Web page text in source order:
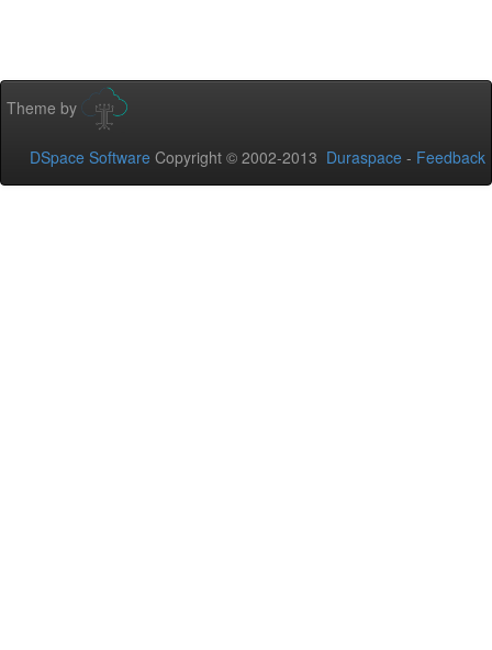
Theme by
DSpace Software Copyright © 2002-2013 Duraspace - Feedback